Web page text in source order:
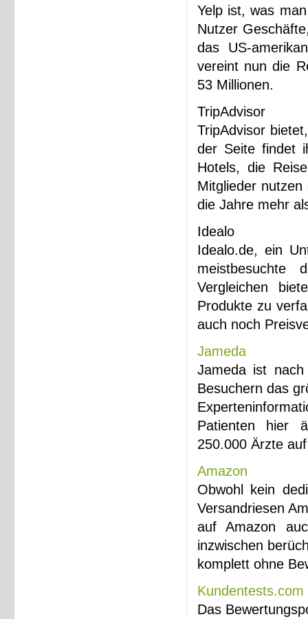
Yelp ist, was
Nutzer
das US-
vereint nun die
53 Millionen.
TripAdvisor
TripAdvisor
der Seite findet
Hotels, die
Mitglieder
die Jahre mehr
Idealo
Idealo.de, ein
meistbesuchte
Vergleichen
Produkte zu
auch noch
Jameda
Jameda ist
Besuchern das
Patienten hier
250.000 Ärzte
Amazon
Obwohl kein
Versandriesen
auf Amazon
inzwischen
komplett ohne
Kundentests.com
Das